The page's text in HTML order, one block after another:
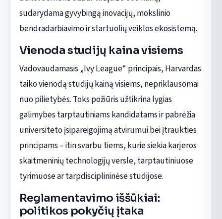
sudarydama gyvybingą inovacijų, mokslinio
bendradarbiavimo ir startuolių veiklos ekosistemą.
Vienoda studijų kaina visiems
Vadovaudamasis „Ivy League“ principais, Harvardas
taiko vienodą studijų kainą visiems, nepriklausomai
nuo pilietybės. Toks požiūris užtikrina lygias
galimybes tarptautiniams kandidatams ir pabrėžia
universiteto įsipareigojimą atvirumui bei įtraukties
principams – itin svarbu tiems, kurie siekia karjeros
skaitmeninių technologijų versle, tarptautiniuose
tyrimuose ar tarpdisciplininėse studijose.
Reglamentavimo iššūkiai:
politikos pokyčių įtaka